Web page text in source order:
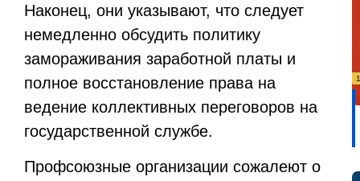
Наконец, они указывают, что следует
немедленно обсудить политику
замораживания заработной платы и
полное восстановление права на
ведение коллективных переговоров на
государственной службе.
Профсоюзные организации сожалеют о